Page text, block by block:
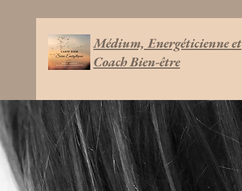
Médium, Energéticienne et
Coach Bien-être